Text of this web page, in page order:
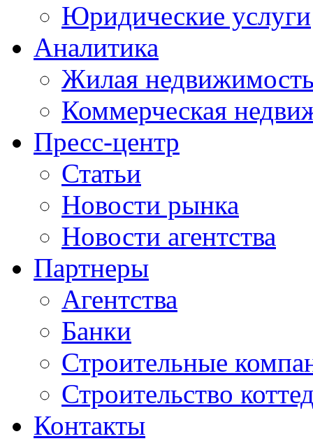
Юридические услуги
Аналитика
Жилая
Коммерческая
Пресс-центр
Статьи
Новости рынка
Новости агентства
Партнеры
Агентства
Банки
Строительные
Строительство
Контакты